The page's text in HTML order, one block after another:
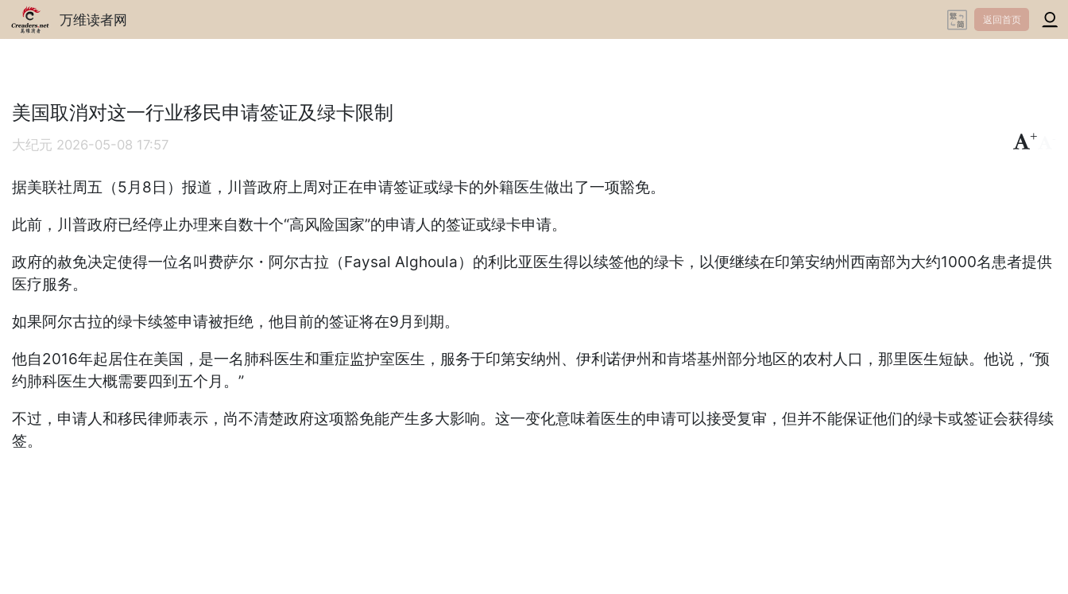
万维读者网 返回首页
美国取消对这一行业移民申请签证及绿卡限制
大纪元 2026-05-08 17:57
+
据美联社周五（5月8日）报道，川普政府上周对正在申请签证或绿卡的外籍医生做出了一项豁免。
此前，川普政府已经停止办理来自数十个“高风险国家”的申请人的签证或绿卡申请。
政府的赦免决定使得一位名叫费萨尔・阿尔古拉（Faysal Alghoula）的利比亚医生得以续签他的绿卡，以便继续在印第安纳州西南部为大约1000名患者提供
医疗服务。
如果阿尔古拉的绿卡续签申请被拒绝，他目前的签证将在9月到期。
他自2016年起居住在美国，是一名肺科医生和重症监护室医生，服务于印第安纳州、伊利诺伊州和肯塔基州部分地区的农村人口，那里医生短缺。他说，“预
约肺科医生大概需要四到五个月。”
不过，申请人和移民律师表示，尚不清楚政府这项豁免能产生多大影响。这一变化意味着医生的申请可以接受复审，但并不能保证他们的绿卡或签证会获得续
签。